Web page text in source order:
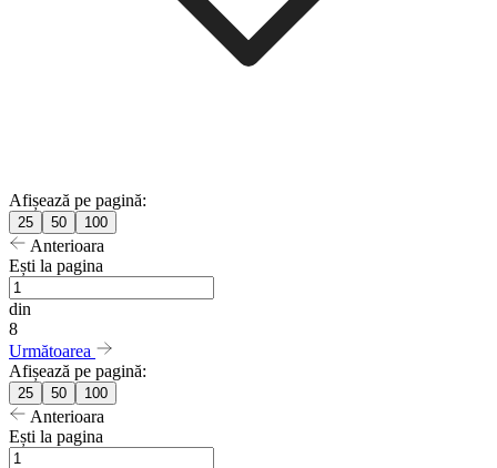
Afișează pe pagină:
25 50 100
Anterioara
Ești la pagina
din
8
Următoarea
Afișează pe pagină:
25 50 100
Anterioara
Ești la pagina